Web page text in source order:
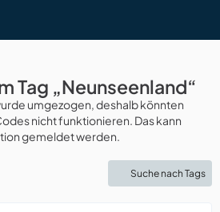
Tag „Neunseenland“
umgezogen, deshalb könnten
nicht funktionieren. Das kann
gemeldet werden.
Suche nach Tags